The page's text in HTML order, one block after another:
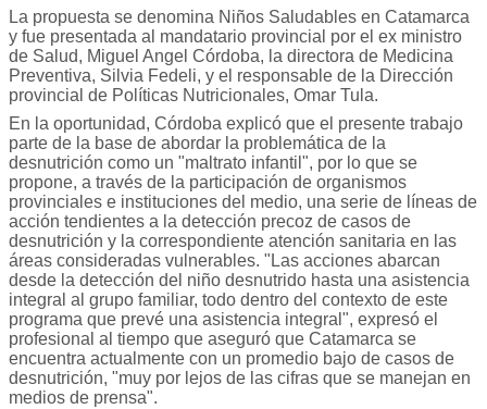
La propuesta se denomina Niños Saludables en Catamarca
y fue presentada al mandatario provincial por el ex ministro
de Salud, Miguel Angel Córdoba, la directora de Medicina
Preventiva, Silvia Fedeli, y el responsable de la Dirección
provincial de Políticas Nutricionales, Omar Tula.
En la oportunidad, Córdoba explicó que el presente trabajo
parte de la base de abordar la problemática de la
desnutrición como un "maltrato infantil", por lo que se
propone, a través de la participación de organismos
provinciales e instituciones del medio, una serie de líneas de
acción tendientes a la detección precoz de casos de
desnutrición y la correspondiente atención sanitaria en las
áreas consideradas vulnerables. "Las acciones abarcan
desde la detección del niño desnutrido hasta una asistencia
integral al grupo familiar, todo dentro del contexto de este
programa que prevé una asistencia integral", expresó el
profesional al tiempo que aseguró que Catamarca se
encuentra actualmente con un promedio bajo de casos de
desnutrición, "muy por lejos de las cifras que se manejan en
medios de prensa".